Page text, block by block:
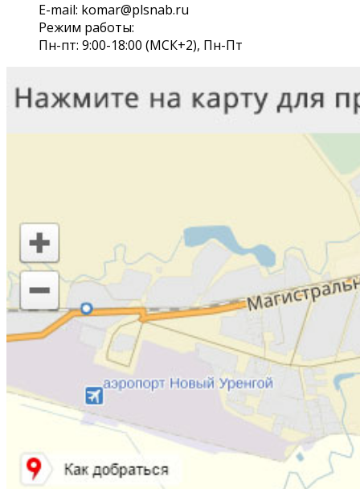
E-mail: komar@plsnab.ru
Режим работы:
Пн-пт: 9:00-18:00 (МСК+2), Пн-Пт